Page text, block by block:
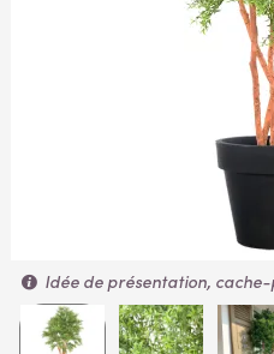
Idée de présentation,